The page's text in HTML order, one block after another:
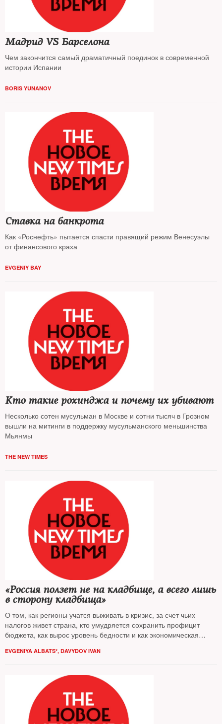
Мадрид VS Барселона
Чем закончится самый драматичный поединок в современной
истории Испании
BORIS YUNANOV
Ставка на банкрота
Как «Роснефть» пытается спасти правящий режим Венесуэлы
от финансового краха
EVGENIY BAY
Кто такие рохинджа и почему их убивают
Несколько сотен мусульман в Москве и сотни тысяч в Грозном
вышли на митинги в поддержку мусульманского меньшинства
Мьянмы
THE NEW TIMES
«Россия ползет не на кладбище, а всего лишь
в сторону кладбища»
О том, как регионы учатся выживать в кризис, за счет чьих
налогов живет страна, кто умудряется сохранить профицит
бюджета, как вырос уровень бедности и как экономическая
The New Times разговаривал с доктором географических наук,
Независимого института социальной политики Натальей
EVGENIYA ALBATS*, DAVYDOV IVAN